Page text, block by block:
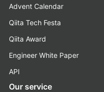
Advent Calendar
Qiita Tech Festa
Qiita Award
Engineer White Paper
API
Our service